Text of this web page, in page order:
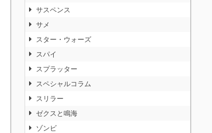
サスペンス
サメ
スター・ウォーズ
スパイ
スプラッター
スペシャルコラム
スリラー
ゼクスと鳴海
ゾンビ